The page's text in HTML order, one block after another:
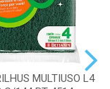
MULTIUSO L4